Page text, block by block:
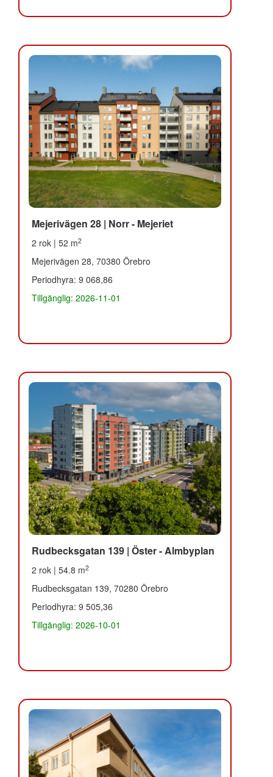
Mejerivägen 28 | Norr - Mejeriet
2 rok | 52 m2
Mejerivägen 28, 70380 Örebro
Periodhyra: 9 068,86
Tillgänglig: 2026-11-01
Rudbecksgatan 139 | Öster - Almbyplan
2 rok | 54.8 m2
Rudbecksgatan 139, 70280 Örebro
Periodhyra: 9 505,36
Tillgänglig: 2026-10-01